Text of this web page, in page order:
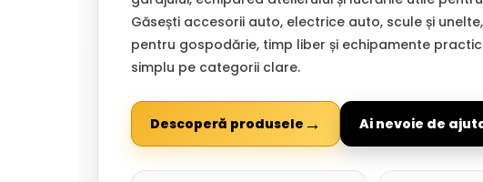
Găsești accesorii auto, electrice auto, scule și
pentru gospodărie, timp liber și echipamente
simplu pe categorii clare.
Descoperă produsele → Ai nevoie de